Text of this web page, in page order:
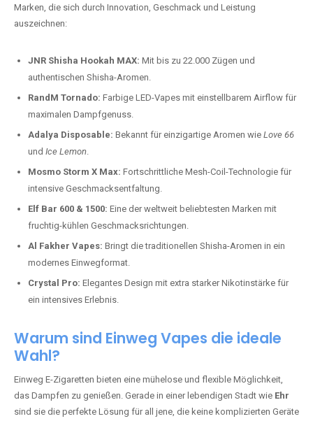
Marken, die sich durch Innovation, Geschmack und Leistung
auszeichnen:
JNR Shisha Hookah MAX: Mit bis zu 22.000 Zügen und
authentischen Shisha-Aromen.
RandM Tornado: Farbige LED-Vapes mit einstellbarem Airflow für
maximalen Dampfgenuss.
Adalya Disposable: Bekannt für einzigartige Aromen wie Love 66
und Ice Lemon.
Mosmo Storm X Max: Fortschrittliche Mesh-Coil-Technologie für
intensive Geschmacksentfaltung.
Elf Bar 600 & 1500: Eine der weltweit beliebtesten Marken mit
fruchtig-kühlen Geschmacksrichtungen.
Al Fakher Vapes: Bringt die traditionellen Shisha-Aromen in ein
modernes Einwegformat.
Crystal Pro: Elegantes Design mit extra starker Nikotinstärke für
ein intensives Erlebnis.
Warum sind Einweg Vapes die ideale
Wahl?
Einweg E-Zigaretten bieten eine mühelose und flexible Möglichkeit,
das Dampfen zu genießen. Gerade in einer lebendigen Stadt wie Ehr
sind sie die perfekte Lösung für all jene, die keine komplizierten Geräte